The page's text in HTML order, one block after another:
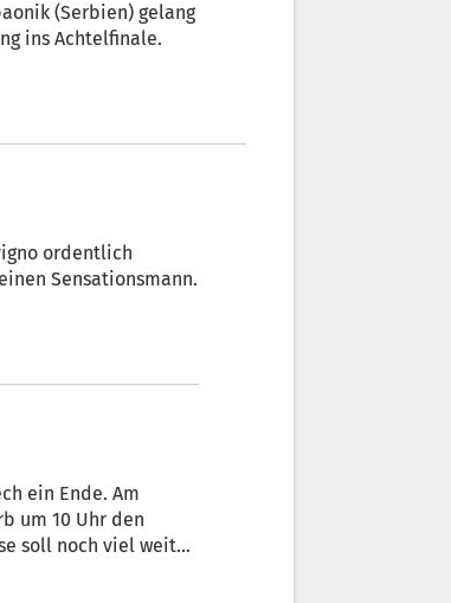
(Serbien) gelang
ins Achtelfinale.
ordentlich
Sensationsmann.
ein Ende. Am
um 10 Uhr den
soll noch viel weiter